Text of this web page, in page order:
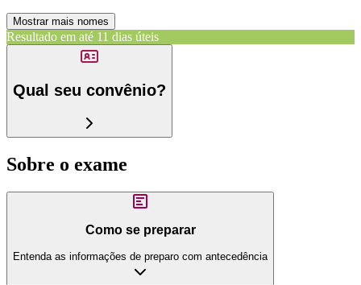
Mostrar mais nomes
Resultado em até 11 dias úteis
Qual seu convênio?
Sobre o exame
Como se preparar
Entenda as informações de preparo com antecedência